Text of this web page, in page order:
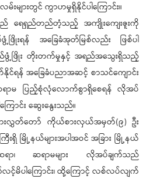
ျားတွင် ကွာဟမှုရှိနိုင်ပါကြောင်း။
းသည် ရေရှည်တည်တံ့သည့် အကျိုးကျေးဇူးကို
ဖွံ့ဖြိုးရန် အခြေခံအုတ်မြစ်လည်း ဖြစ်ပါ
ည်ဖွံ့ဖြိုး တိုးတက်မှုနှင့် အရည်အသွေးရှိသည့်
ရန် အခြေခံပညာအဆင့် စာသင်ကျောင်း
ဆရာမ ပြည့်စုံလုံလောက်စွာရှိစေရန် လိုအပ်
င်း ဆွေးနွေးသည်။
ားလွှတ်တော် ကိုယ်စားလှယ်အမှတ်(၉) ဦး
ရှိ မြို့နယ်များအပါအဝင် အခြား မြို့နယ်
ဆရာ၊ ဆရာမများ လိုအပ်ချက်သည်
င့်မိပါကြောင်း၊ ထို့ကြောင့် လစ်လပ်လျက်